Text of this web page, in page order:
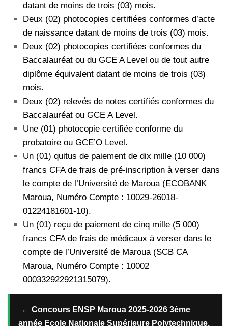
datant de moins de trois (03) mois.
Deux (02) photocopies certifiées conformes d’acte
de naissance datant de moins de trois (03) mois.
Deux (02) photocopies certifiées conformes du
Baccalauréat ou du GCE A Level ou de tout autre
diplôme équivalent datant de moins de trois (03)
mois.
Deux (02) relevés de notes certifiés conformes du
Baccalauréat ou GCE A Level.
Une (01) photocopie certifiée conforme du
probatoire ou GCE’O Level.
Un (01) quitus de paiement de dix mille (10 000)
francs CFA de frais de pré-inscription à verser dans
le compte de l’Université de Maroua (ECOBANK
Maroua, Numéro Compte : 10029-26018-
01224181601-10).
Un (01) reçu de paiement de cinq mille (5 000)
francs CFA de frais de médicaux à verser dans le
compte de l’Université de Maroua (SCB CA
Maroua, Numéro Compte : 10002
000332922921315079).
→
Concours ENSP Maroua 2025-2026 3ème
année Ecole Nationale Supérieure Polytechnique.